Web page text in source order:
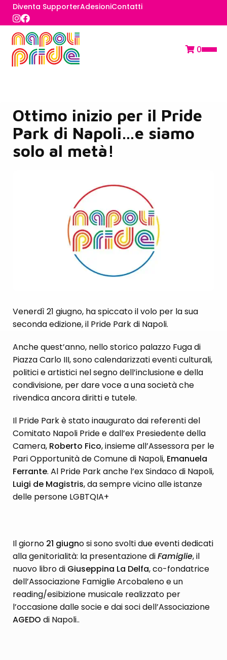
Diventa SupporterAdesioniContatti
0
Ottimo inizio per il Pride
Park di Napoli…e siamo
solo al metà!
Venerdì 21 giugno, ha spiccato il volo per la sua
seconda edizione, il Pride Park di Napoli.
Anche quest’anno, nello storico palazzo Fuga di
Piazza Carlo III, sono calendarizzati eventi culturali,
politici e artistici nel segno dell’inclusione e della
condivisione, per dare voce a una società che
rivendica ancora diritti e tutele.
Il Pride Park è stato inaugurato dai referenti del
Comitato Napoli Pride e dall’ex Presiedente della
Camera, Roberto Fico, insieme all’Assessora per le
Pari Opportunità de Comune di Napoli, Emanuela
Ferrante. Al Pride Park anche l’ex Sindaco di Napoli,
Luigi de Magistris, da sempre vicino alle istanze
delle persone LGBTQIA+
Il giorno 21 giugno si sono svolti due eventi dedicati
alla genitorialità: la presentazione diFamiglie, il
nuovo libro di Giuseppina La Delfa, co-fondatrice
dell’Associazione Famiglie Arcobaleno e un
reading/esibizione musicale realizzato per
l’occasione dalle socie e dai soci dell’Associazione
AGEDO di Napoli..